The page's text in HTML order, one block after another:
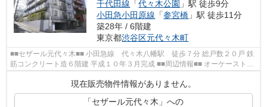
千代田線 「代々木公園 」駅 徒歩9分
小田急小田原線 「参宮橋 」駅 徒歩11分
築28年 / 6階建
東京都渋谷区元代々木町
■■セザール元代々木■■ 小田急線 代々木八幡駅 徒歩７分 総戸数２０戸 鉄
筋コンクリート造６階建 平成１０年３月完成 ■■周辺情報■■ オーケーストア
現在販売物件情報がありません。
「セザール元代々木」への